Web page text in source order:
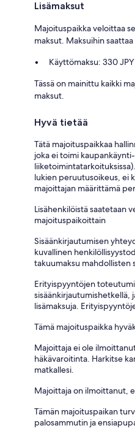
Lisämaksut
Majoituspaikka veloittaa
maksut. Maksuihin
Käyttömaksu: 330
Tässä on mainittu kaikki
maksut.
Hyvä tietää
Tätä majoituspaikkaa
joka ei toimi
lukien peruutusoikeus, ei
majoittajan määrittämä
Lisähenkilöistä saatetaan
majoituspaikoittain
Sisäänkirjautumisen
kuvallinen
takuumaksu mahdollisten
Erityispyyntöjen
sisäänkirjautumishetkellä,
lisämaksuja.
Tämä majoituspaikka
Majoittaja ei ole
häkävaroitinta. Harkitse
matkallesi.
Majoittaja on ilmoittanut,
Tämän majoituspaikan
palosammutin ja